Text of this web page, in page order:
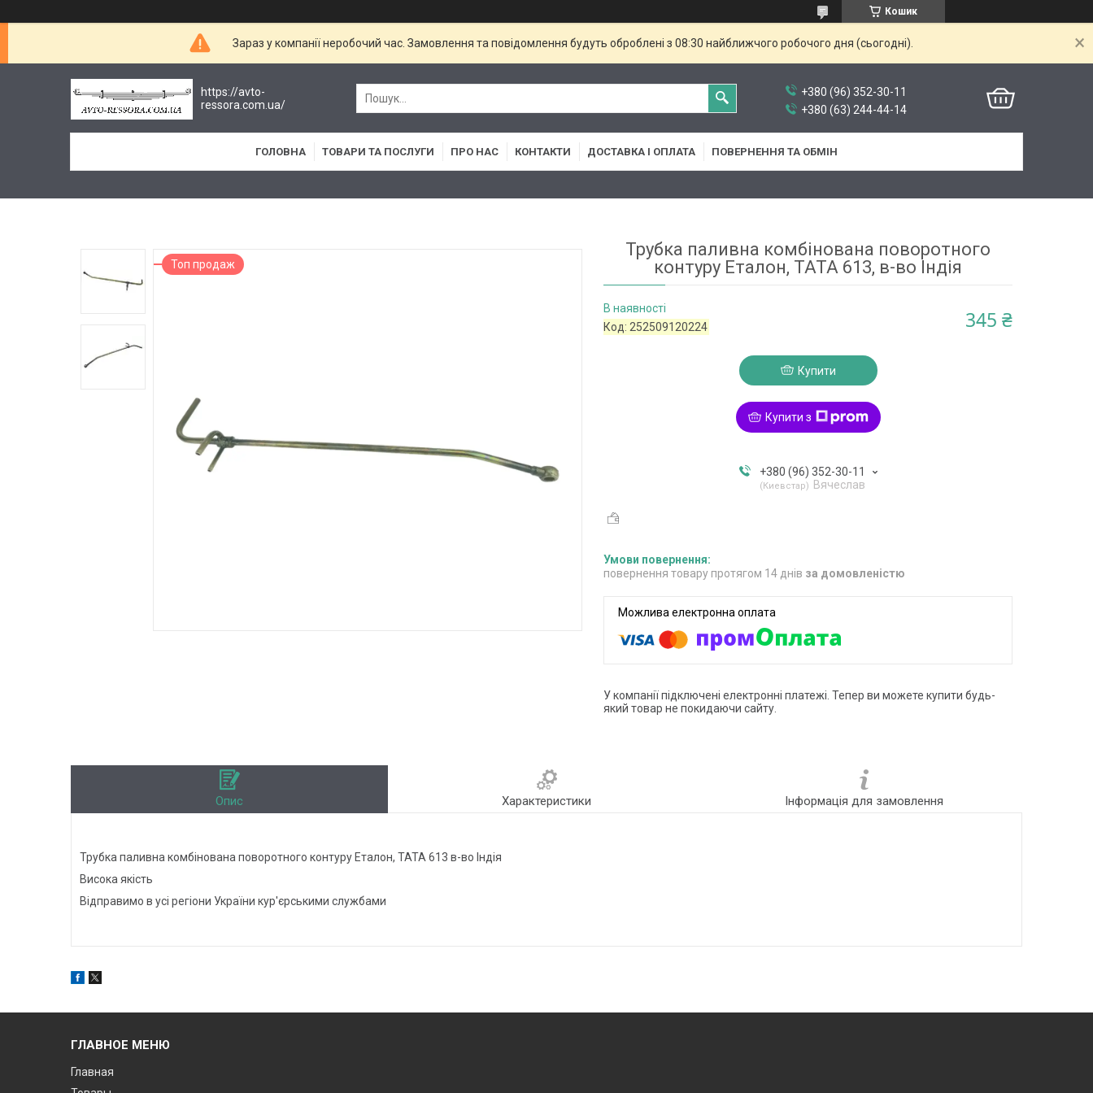
Кошик
Зараз у компанії неробочий час. Замовлення та повідомлення будуть оброблені з 08:30 найближчого робочого дня (сьогодні).
https://avto-
ressora.com.ua/
+380 (96) 352-30-11
+380 (63) 244-44-14
ГОЛОВНА ТОВАРИ ТА ПОСЛУГИ ПРО НАС КОНТАКТИ ДОСТАВКА І ОПЛАТА ПОВЕРНЕННЯ ТА ОБМІН
Топ продаж
Трубка паливна комбінована поворотного
контуру Еталон, ТАТА 613, в-во Індія
В наявності
Код: 252509120224 345 ₴
Купити
Купити з
+380 (96) 352-30-11
Киевстар Вячеслав
повернення товару протягом 14 днів за домовленістю
У компанії підключені електронні платежі. Тепер ви можете купити будь-
який товар не покидаючи сайту.
Опис Характеристики Інформація для замовлення
Трубка паливна комбінована поворотного контуру Еталон, ТАТА 613 в-во Індія
Висока якість
Відправимо в усі регіони України кур'єрськими службами
ГЛАВНОЕ МЕНЮ
Главная